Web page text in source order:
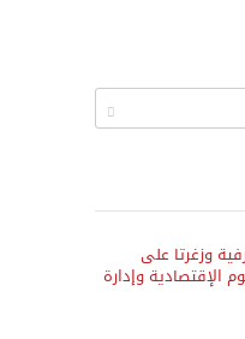
وزغرتا على
الإقتصادية وإدارة